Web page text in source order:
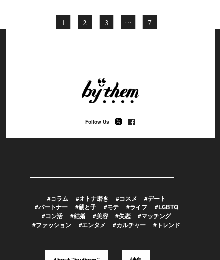
1 2 3 … 7
Follow Us
#コラム #オトナ磨き #コスメ
#デート
#パートナー
#親と子 #モテ #ライフ
#LGBTQ
#コン活
#結婚 #美容 #失恋
#マッチング
#ファッション
#エンタメ #カルチャー #トレンド